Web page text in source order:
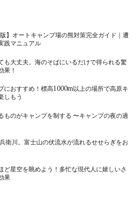
版】オートキャンプ場の熊対策完全ガイド｜遭
践マニュアル
も大丈夫。海のそばにいるだけで得られる驚
果！
におすすめ！標高1000m以上の場所で高原キ
しもう
ものがキャンプを制する 〜キャンプの夜の過
兵衛川。富士山の伏流水が流れるせせらぎをお
ど星空を眺めよう！多忙な現代人に嬉しいさ
果